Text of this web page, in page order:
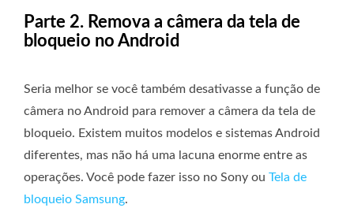
Parte 2. Remova a câmera da tela de
bloqueio no Android
Seria melhor se você também desativasse a função de
câmera no Android para remover a câmera da tela de
bloqueio. Existem muitos modelos e sistemas Android
diferentes, mas não há uma lacuna enorme entre as
operações. Você pode fazer isso no Sony ou Tela de
bloqueio Samsung.